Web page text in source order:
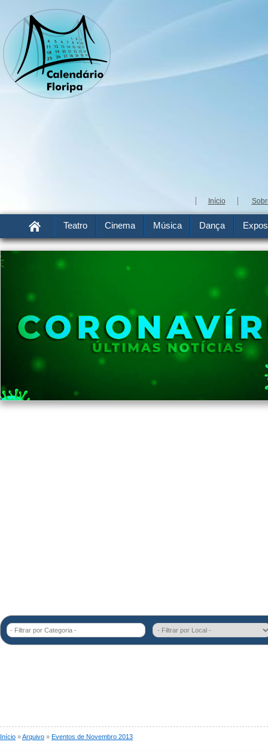
Início
Teatro Cinema Música Dança
- Filtrar por Categoria -
Início »Arquivo » Eventos de Novembro 2013